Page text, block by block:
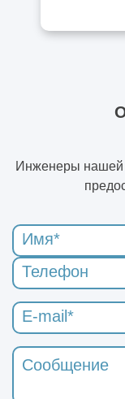
Инженеры нашей